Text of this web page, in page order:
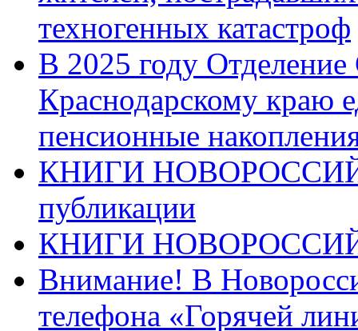
техногенных катастроф
В 2025 году
Краснодарскому краю
пенсионные
КНИГИ
публикации
КНИГИ
Внимание! В
телефона «Горячей